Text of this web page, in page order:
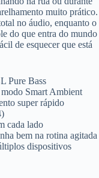
muito prático.
no áudio, enquanto o
do que entra do mundo
de esquecer que está
Pure Bass
Smart Ambient
super rápido
cada lado
bem na rotina agitada
dispositivos